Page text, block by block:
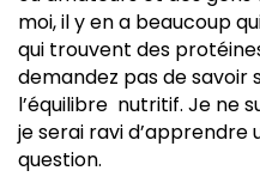
moi, il y en a beaucoup
qui trouvent des
demandez pas de savoir
l’équilibre nutritif. Je ne
je serai ravi d’apprendre
question.